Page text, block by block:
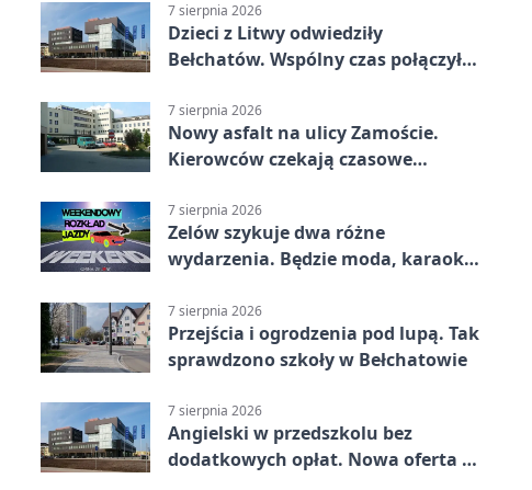
7 sierpnia 2026
Dzieci z Litwy odwiedziły
Bełchatów. Wspólny czas połączył
7 sierpnia 2026
Nowy asfalt na ulicy Zamoście.
Kierowców czekają czasowe
7 sierpnia 2026
Zelów szykuje dwa różne
wydarzenia. Będzie moda, karaoke
7 sierpnia 2026
Przejścia i ogrodzenia pod lupą. Tak
sprawdzono szkoły w Bełchatowie
7 sierpnia 2026
Angielski w przedszkolu bez
dodatkowych opłat. Nowa oferta w